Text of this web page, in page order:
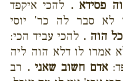
פסידא . להכי איקפד
לא סבר לה כר' יוסי
הוה . להכי עביד הכי:
אמרו לו דלא הוה ליה
אדם חשוב שאני . רב